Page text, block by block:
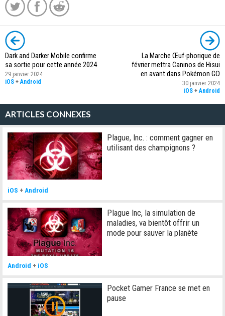
Dark and Darker Mobile confirme
sa sortie pour cette année 2024
29 janvier 2024
iOS +Android
La Marche Œuf-phorique de
février mettra Caninos de Hisui
en avant dans Pokémon GO
30 janvier 2024
iOS +Android
ARTICLES CONNEXES
Plague, Inc. : comment gagner en
utilisant des champignons ?
iOS +Android
Plague Inc, la simulation de
maladies, va bientôt offrir un
mode pour sauver la planète
Android + iOS
Pocket Gamer France se met en
pause